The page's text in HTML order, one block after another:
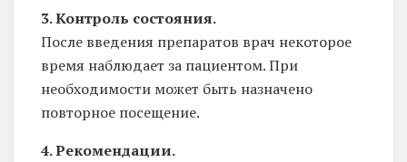
3. Контроль состояния.
После введения препаратов врач некоторое
время наблюдает за пациентом. При
необходимости может быть назначено
повторное посещение.
4. Рекомендации.